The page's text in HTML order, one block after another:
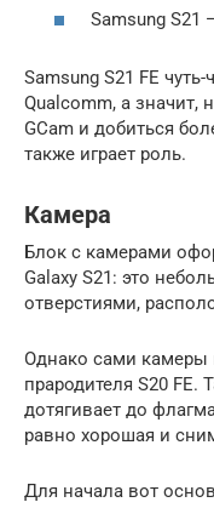
Samsung S21
Samsung S21 FE
Qualcomm, а значит,
GCam и добиться
также играет роль.
Камера
Блок с камерами
Galaxy S21: это
отверстиями,
Однако сами камеры
прародителя S20 FE.
дотягивает до
равно хорошая и
Для начала вот